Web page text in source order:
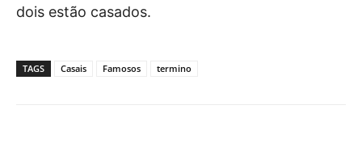
dois estão casados.
TAGS Casais Famosos termino